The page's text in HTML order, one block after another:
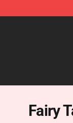
Fairy Tail
Fairy